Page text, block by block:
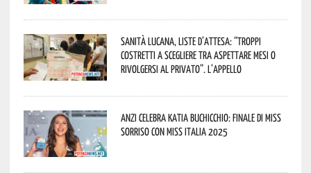
Sanità lucana, liste d’attesa: “Troppi
costretti a scegliere tra aspettare mesi o
rivolgersi al privato”. L’appello
Anzi celebra Katia Buchicchio: finale di Miss
Sorriso con Miss Italia 2025